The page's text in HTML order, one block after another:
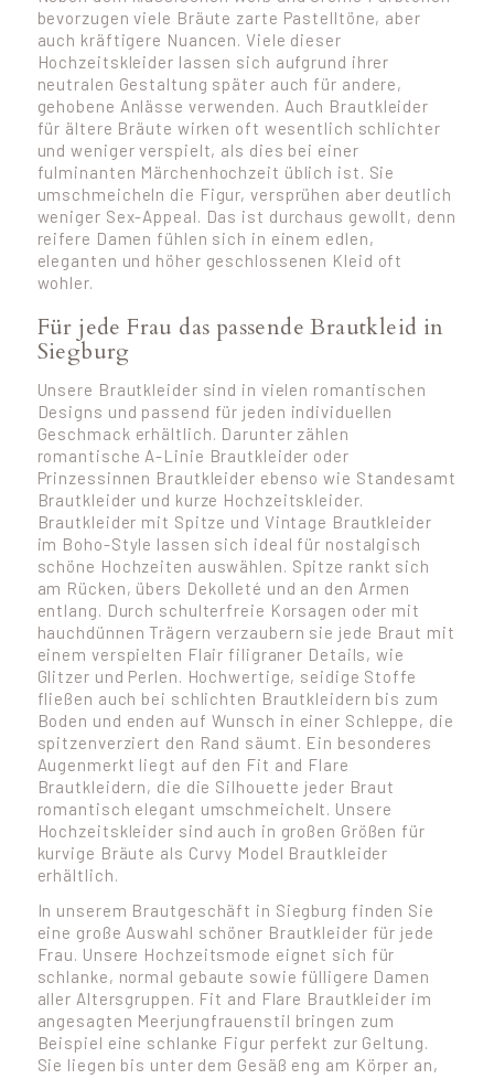
bevorzugen viele Bräute zarte Pastelltöne, aber
auch kräftigere Nuancen. Viele dieser
Hochzeitskleider lassen sich aufgrund ihrer
neutralen Gestaltung später auch für andere,
gehobene Anlässe verwenden. Auch Brautkleider
für ältere Bräute wirken oft wesentlich schlichter
und weniger verspielt, als dies bei einer
fulminanten Märchenhochzeit üblich ist. Sie
umschmeicheln die Figur, versprühen aber deutlich
weniger Sex-Appeal. Das ist durchaus gewollt, denn
reifere Damen fühlen sich in einem edlen,
eleganten und höher geschlossenen Kleid oft
wohler.
Für jede Frau das passende Brautkleid in
Siegburg
Unsere Brautkleider sind in vielen romantischen
Designs und passend für jeden individuellen
Geschmack erhältlich. Darunter zählen
romantische A-Linie Brautkleider oder
Prinzessinnen Brautkleider ebenso wie Standesamt
Brautkleider und kurze Hochzeitskleider.
Brautkleider mit Spitze und Vintage Brautkleider
im Boho-Style lassen sich ideal für nostalgisch
schöne Hochzeiten auswählen. Spitze rankt sich
am Rücken, übers Dekolleté und an den Armen
entlang. Durch schulterfreie Korsagen oder mit
hauchdünnen Trägern verzaubern sie jede Braut mit
einem verspielten Flair filigraner Details, wie
Glitzer und Perlen. Hochwertige, seidige Stoffe
fließen auch bei schlichten Brautkleidern bis zum
Boden und enden auf Wunsch in einer Schleppe, die
spitzenverziert den Rand säumt. Ein besonderes
Augenmerkt liegt auf den Fit and Flare
Brautkleidern, die die Silhouette jeder Braut
romantisch elegant umschmeichelt. Unsere
Hochzeitskleider sind auch in großen Größen für
kurvige Bräute als Curvy Model Brautkleider
erhältlich.
In unserem Brautgeschäft in Siegburg finden Sie
eine große Auswahl schöner Brautkleider für jede
Frau. Unsere Hochzeitsmode eignet sich für
schlanke, normal gebaute sowie fülligere Damen
aller Altersgruppen. Fit and Flare Brautkleider im
angesagten Meerjungfrauenstil bringen zum
Beispiel eine schlanke Figur perfekt zur Geltung.
Sie liegen bis unter dem Gesäß eng am Körper an,